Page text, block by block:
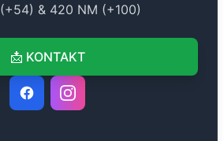
54) & 420 NM (+100)
📩 KONTAKT